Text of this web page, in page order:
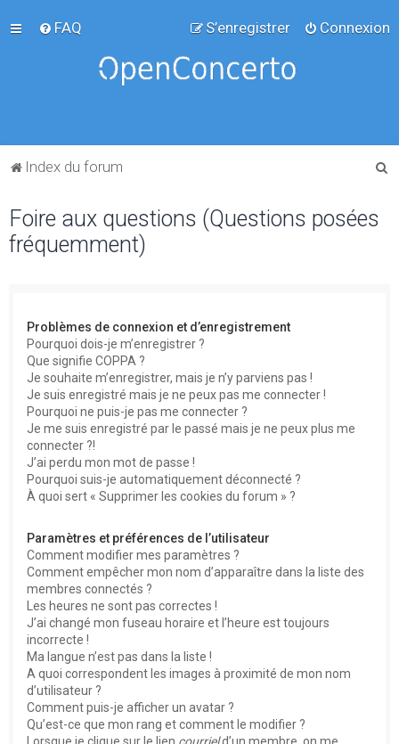
FAQ Connexion
S’enregistrer
Index du forum
Foire aux questions (Questions posées
fréquemment)
Problèmes de connexion et d’enregistrement
Pourquoi dois-je m’enregistrer ?
Que signifie COPPA ?
Je souhaite m’enregistrer, mais je n’y parviens pas !
Je suis enregistré mais je ne peux pas me connecter !
Pourquoi ne puis-je pas me connecter ?
Je me suis enregistré par le passé mais je ne peux plus me
connecter ?!
J’ai perdu mon mot de passe !
Pourquoi suis-je automatiquement déconnecté ?
À quoi sert « Supprimer les cookies du forum » ?
Paramètres et préférences de l’utilisateur
Comment modifier mes paramètres ?
Comment empêcher mon nom d’apparaître dans la liste des
membres connectés ?
Les heures ne sont pas correctes !
J’ai changé mon fuseau horaire et l’heure est toujours
incorrecte !
Ma langue n’est pas dans la liste !
A quoi correspondent les images à proximité de mon nom
d’utilisateur ?
Comment puis-je afficher un avatar ?
Qu’est-ce que mon rang et comment le modifier ?